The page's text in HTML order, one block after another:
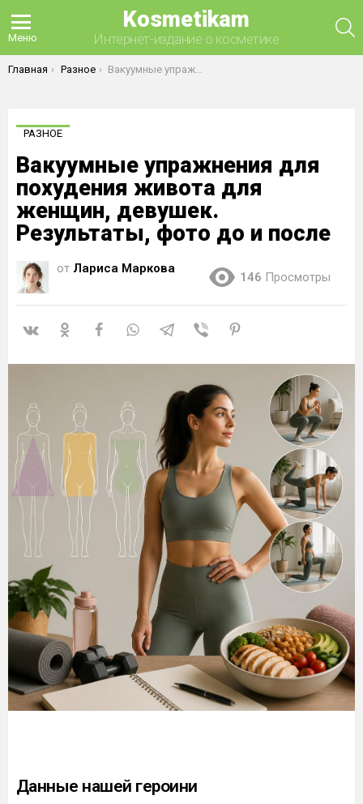
Меню
Kosmetikam
Интернет-издание о косметике
Вы здесь:
Главная Разное Вакуумные упражнения для похудения живота для женщин, девушек. Результаты, фото до и после
РАЗНОЕ
Вакуумные упражнения для
похудения живота для
женщин, девушек.
Результаты, фото до и после
от Лариса Маркова
146 Просмотры
Данные нашей героини